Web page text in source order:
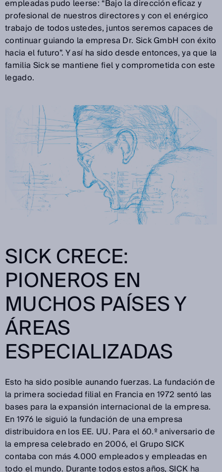
empleadas pudo leerse: “Bajo la dirección eficaz y
profesional de nuestros directores y con el enérgico
trabajo de todos ustedes, juntos seremos capaces de
continuar guiando la empresa Dr. Sick GmbH con éxito
hacia el futuro”. Y así ha sido desde entonces, ya que la
familia Sick se mantiene fiel y comprometida con este
legado.
SICK CRECE:
PIONEROS EN
MUCHOS PAÍSES Y
ÁREAS
ESPECIALIZADAS
Esto ha sido posible aunando fuerzas. La fundación de
la primera sociedad filial en Francia en 1972 sentó las
bases para la expansión internacional de la empresa.
En 1976 le siguió la fundación de una empresa
distribuidora en los EE. UU. Para el 60.º aniversario de
la empresa celebrado en 2006, el Grupo SICK
contaba con más 4.000 empleados y empleadas en
todo el mundo. Durante todos estos años, SICK ha